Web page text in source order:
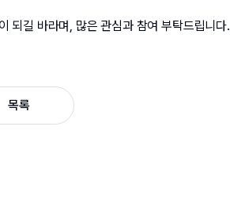
되길 바라며, 많은 관심과 참여 부탁드립니다.
목록